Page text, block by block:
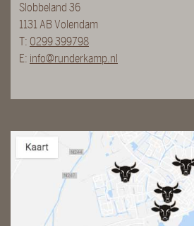
Slobbeland 36
1131 AB Volendam
T: 0299 399798
E: info@runderkamp.nl